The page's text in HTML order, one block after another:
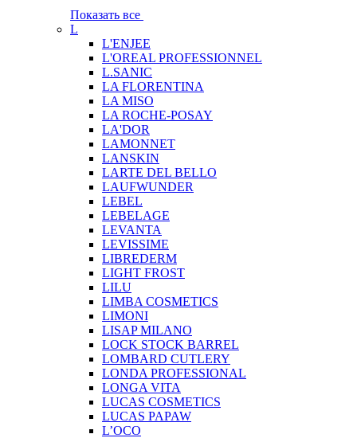
Показать все
L
L'ENJEE
L'OREAL PROFESSIONNEL
L.SANIC
LA FLORENTINA
LA MISO
LA ROCHE-POSAY
LA'DOR
LAMONNET
LANSKIN
LARTE DEL BELLO
LAUFWUNDER
LEBEL
LEBELAGE
LEVANTA
LEVISSIME
LIBREDERM
LIGHT FROST
LILU
LIMBA COSMETICS
LIMONI
LISAP MILANO
LOCK STOCK BARREL
LOMBARD CUTLERY
LONDA PROFESSIONAL
LONGA VITA
LUCAS COSMETICS
LUCAS PAPAW
L’OCO